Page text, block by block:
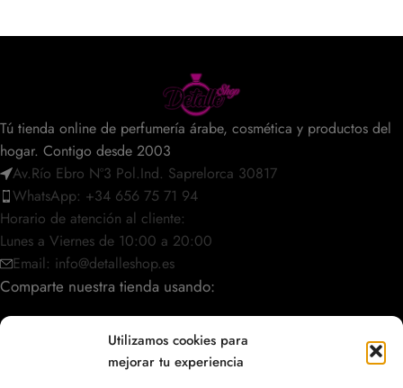
Utilizamos cookies para
mejorar tu experiencia
Tú tienda online de perfumería árabe, cosmética y productos del
hogar. Contigo desde 2003
Av.Río Ebro Nº3 Pol.Ind. Saprelorca 30817
WhatsApp: +34 656 75 71 94
Horario de atención al cliente:
Lunes a Viernes de 10:00 a 20:00
Email: info@detalleshop.es
Comparte nuestra tienda usando:
POLÍTICAS / INFORMACIÓN